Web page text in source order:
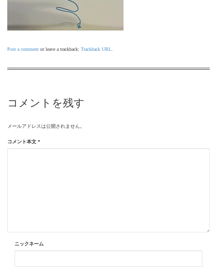
Post a comment or leave a trackback: Trackback URL
コメントを残す
メールアドレスは公開されません。
コメント本文 *
ニックネーム